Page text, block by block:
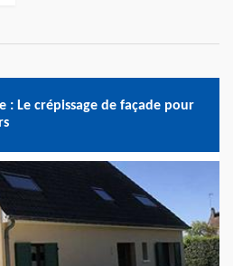
: Le crépissage de façade pour